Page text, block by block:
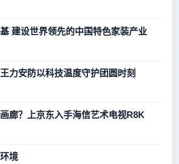
坚守初心，夯实根基 建设世界领先的中国特色家装产业
力安防以科技温度守护团圆时刻
廊？上京东入手海信艺术电视R8K
境